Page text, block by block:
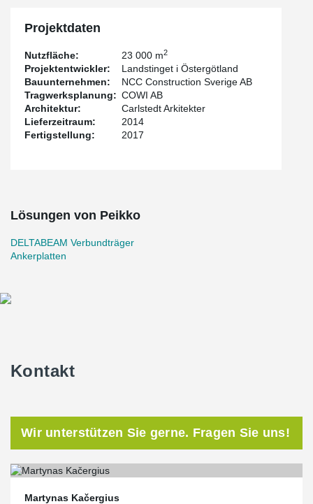
Projektdaten
Nutzfläche: 23 000 m2
Projektentwickler:
Landstinget i Östergötland
Bauunternehmen:
NCC Construction Sverige AB
Tragwerksplanung: COWI AB
Architektur:
Carlstedt Arkitekter
Lieferzeitraum:
2014
Fertigstellung:
2017
Lösungen von Peikko
DELTABEAM Verbundträger
Ankerplatten
Kontakt
Wir unterstützen Sie gerne. Fragen Sie uns!
Martynas Kačergius